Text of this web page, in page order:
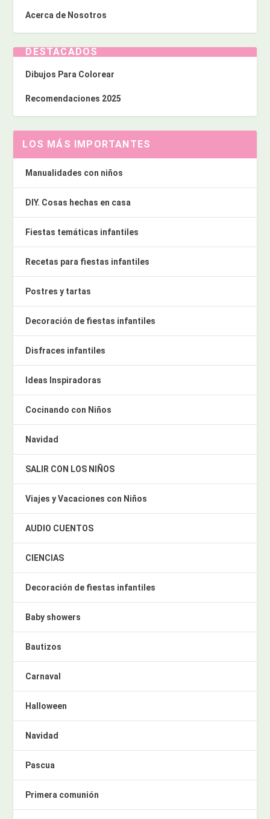
Acerca de Nosotros
DESTACADOS
Dibujos Para Colorear
Recomendaciones 2025
LOS MÁS IMPORTANTES
Manualidades con niños
DIY. Cosas hechas en casa
Fiestas temáticas infantiles
Recetas para fiestas infantiles
Postres y tartas
Decoración de fiestas infantiles
Disfraces infantiles
Ideas Inspiradoras
Cocinando con Niños
Navidad
SALIR CON LOS NIÑOS
Viajes y Vacaciones con Niños
AUDIO CUENTOS
CIENCIAS
Decoración de fiestas infantiles
Baby showers
Bautizos
Carnaval
Halloween
Navidad
Pascua
Primera comunión